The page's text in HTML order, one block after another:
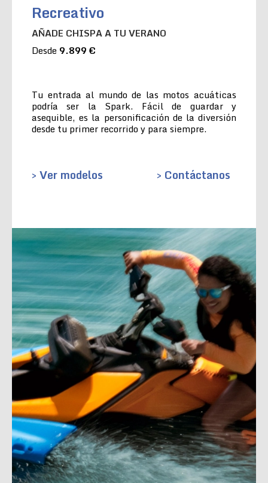
Recreativo
AÑADE CHISPA A TU VERANO
Desde 9.899 €
Tu entrada al mundo de las motos acuáticas
podría ser la Spark. Fácil de guardar y
asequible, es la personificación de la diversión
desde tu primer recorrido y para siempre.
> Ver modelos > Contáctanos